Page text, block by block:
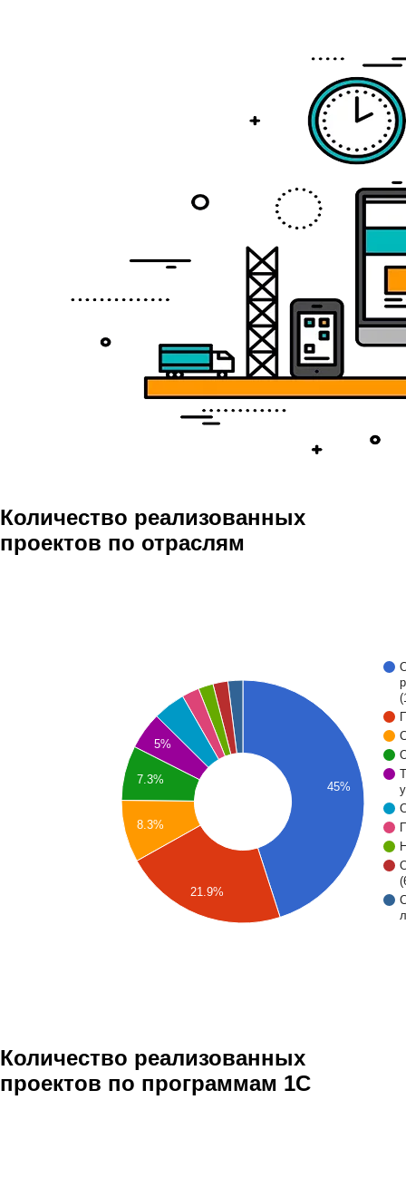
Количество реализованных
проектов по отраслям
45%
5%
7.3%
8.3%
21.9%
Количество реализованных
проектов по программам 1С